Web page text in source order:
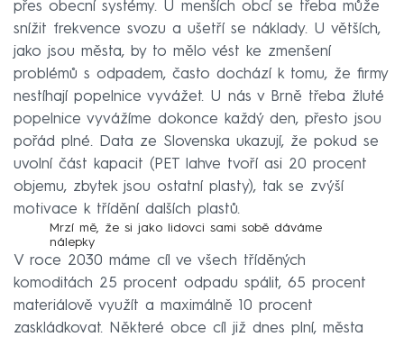
přes obecní systémy. U menších obcí se třeba může
snížit frekvence svozu a ušetří se náklady. U větších,
jako jsou města, by to mělo vést ke zmenšení
problémů s odpadem, často dochází k tomu, že firmy
nestíhají popelnice vyvážet. U nás v Brně třeba žluté
popelnice vyvážíme dokonce každý den, přesto jsou
pořád plné. Data ze Slovenska ukazují, že pokud se
uvolní část kapacit (PET lahve tvoří asi 20 procent
objemu, zbytek jsou ostatní plasty), tak se zvýší
motivace k třídění dalších plastů.
Mrzí mě, že si jako lidovci sami sobě dáváme
nálepky
V roce 2030 máme cíl ve všech tříděných
komoditách 25 procent odpadu spálit, 65 procent
materiálově využít a maximálně 10 procent
zaskládkovat. Některé obce cíl již dnes plní, města